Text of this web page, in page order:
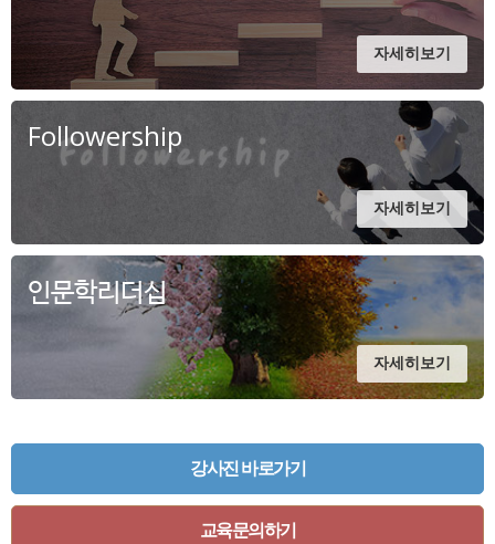
자세히보기
Followership
자세히보기
인문학리더십
자세히보기
강사진 바로가기
교육문의하기